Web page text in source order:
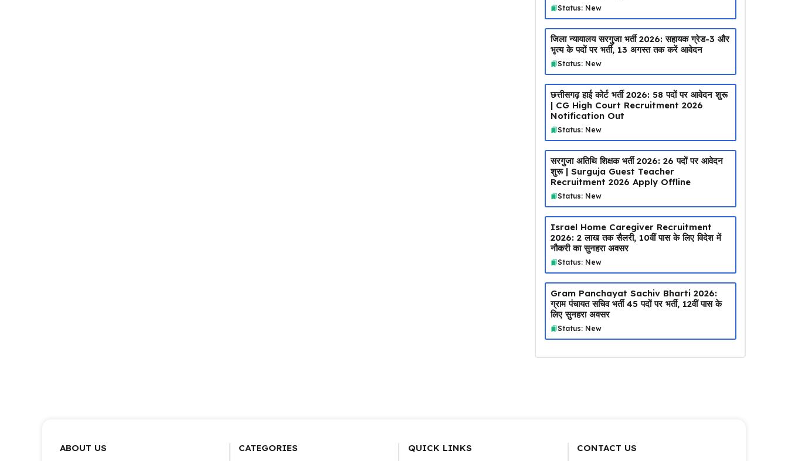
Status: New
जिला न्यायालय सरगुजा भर्ती 2026: सहायक ग्रेड-3 और
भृत्य के पदों पर भर्ती, 13 अगस्त तक करें आवेदन
Status: New
छत्तीसगढ़ हाई कोर्ट भर्ती 2026: 58 पदों पर आवेदन शुरू
| CG High Court Recruitment 2026
Notification Out
Status: New
सरगुजा अतिथि शिक्षक भर्ती 2026: 26 पदों पर आवेदन
शुरू | Surguja Guest Teacher
Recruitment 2026 Apply Offline
Status: New
Israel Home Caregiver Recruitment
2026: ₹2 लाख तक सैलरी, 10वीं पास के लिए विदेश में
नौकरी का सुनहरा अवसर
Status: New
Gram Panchayat Sachiv Bharti 2026:
ग्राम पंचायत सचिव भर्ती 45 पदों पर भर्ती, 12वीं पास के
लिए सुनहरा अवसर
Status: New
ABOUT US CATEGORIES QUICK LINKS CONTACT US